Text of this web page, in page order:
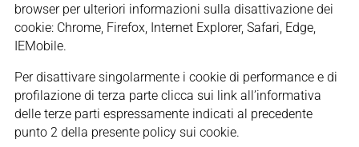
browser per ulteriori informazioni sulla disattivazione dei
cookie: Chrome, Firefox, Internet Explorer, Safari, Edge,
IEMobile.
Per disattivare singolarmente i cookie di performance e di
profilazione di terza parte clicca sui link all’informativa
delle terze parti espressamente indicati al precedente
punto 2 della presente policy sui cookie.